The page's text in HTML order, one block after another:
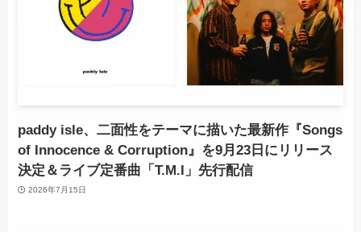
paddy isle、二面性をテーマに描いた最新作『Songs
of Innocence & Corruption』を9月23日にリリース
決定＆ライブ定番曲「T.M.I」先行配信
2026年7月15日